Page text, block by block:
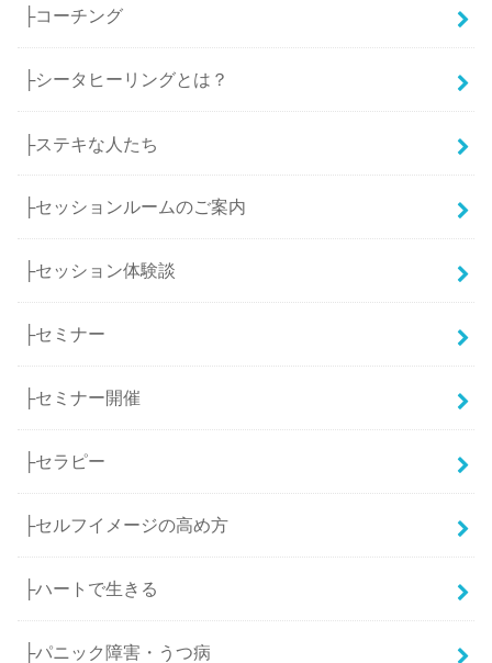
├コーチング
├シータヒーリングとは？
├ステキな人たち
├セッションルームのご案内
├セッション体験談
├セミナー
├セミナー開催
├セラピー
├セルフイメージの高め方
├ハートで生きる
├パニック障害・うつ病